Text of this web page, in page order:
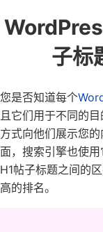
子标
您是否知道每个
且它们用于不同的目
方式向他们展示您
面，搜索引擎也使用
H1帖子标题之间的
高的排名。